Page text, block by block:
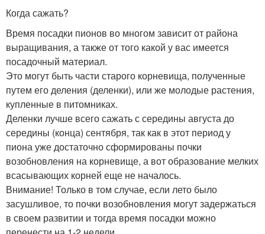
Когда сажать?
Время посадки пионов во многом зависит от района
выращивания, а также от того какой у вас имеется
посадочный материал.
Это могут быть части старого корневища, полученные
путем его деления (деленки), или же молодые растения,
купленные в питомниках.
Деленки лучше всего сажать с середины августа до
середины (конца) сентября, так как в этот период у
пиона уже достаточно сформированы почки
возобновления на корневище, а вот образование мелких
всасывающих корней еще не началось.
Внимание! Только в том случае, если лето было
засушливое, то почки возобновления могут задержаться
в своем развитии и тогда время посадки можно